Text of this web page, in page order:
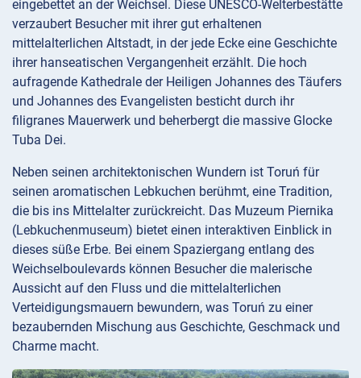
eingebettet an der Weichsel. Diese UNESCO-Welterbestätte
verzaubert Besucher mit ihrer gut erhaltenen
mittelalterlichen Altstadt, in der jede Ecke eine Geschichte
ihrer hanseatischen Vergangenheit erzählt. Die hoch
aufragende Kathedrale der Heiligen Johannes des Täufers
und Johannes des Evangelisten besticht durch ihr
filigranes Mauerwerk und beherbergt die massive Glocke
Tuba Dei.
Neben seinen architektonischen Wundern ist Toruń für
seinen aromatischen Lebkuchen berühmt, eine Tradition,
die bis ins Mittelalter zurückreicht. Das Muzeum Piernika
(Lebkuchenmuseum) bietet einen interaktiven Einblick in
dieses süße Erbe. Bei einem Spaziergang entlang des
Weichselboulevards können Besucher die malerische
Aussicht auf den Fluss und die mittelalterlichen
Verteidigungsmauern bewundern, was Toruń zu einer
bezaubernden Mischung aus Geschichte, Geschmack und
Charme macht.